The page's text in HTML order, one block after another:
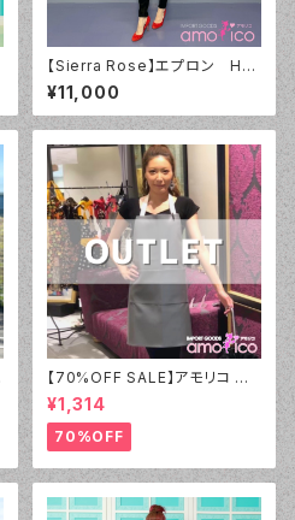
【Sierra Rose】エプロン Hol
ly チェリー×ドット
¥11,000
【70%OFF SALE】アモリコ オ
リジナル（amorico original）P
VC グレー無地 エプロン（男女
兼用）【アウトレット】①
¥1,314
70%OFF